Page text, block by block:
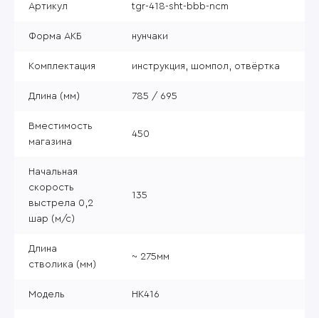
Артикул tgr-418-sht-bbb-ncm
Форма АКБ нунчаки
Комплектация инструкция, шомпол, отвёртка
Длина (мм) 785 / 695
Вместимость
магазина
450
Начальная
скорость
выстрела 0,2
шар (м/с)
135
Длина
стволика (мм)
~ 275мм
Модель HK416